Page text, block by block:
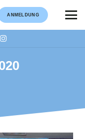
ANMELDUNG